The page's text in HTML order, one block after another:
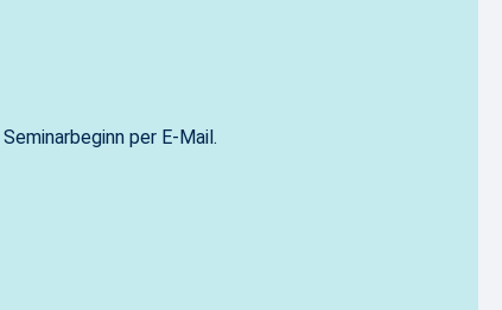
per E-Mail.